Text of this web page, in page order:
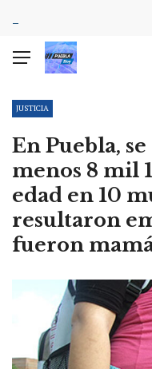
JUSTICIA
En Puebla,
menos 8 mil
edad en 10
resultaron
fueron